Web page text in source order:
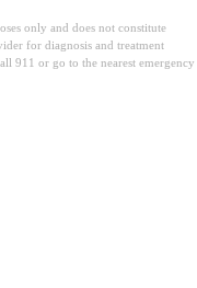
only and does not constitute
for diagnosis and treatment
911 or go to the nearest emergency